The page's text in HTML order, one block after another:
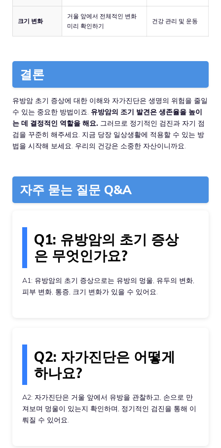
크기 변화
거울 앞에서 전체적인 변화
미리 확인하기
건강 관리 및 운동
결론
유방암 초기 증상에 대한 이해와 자가진단은 생명의 위험을 줄일
수 있는 중요한 방법이죠. 유방암의 조기 발견은 생존율을 높이
는 데 결정적인 역할을 해요. 그러므로 정기적인 검진과 자기 점
검을 꾸준히 해주세요. 지금 당장 일상생활에 적용할 수 있는 방
법을 시작해 보세요. 우리의 건강은 소중한 자산이니까요.
자주 묻는 질문 Q&A
Q1: 유방암의 초기 증상
은 무엇인가요?
A1: 유방암의 초기 증상으로는 유방의 멍울, 유두의 변화,
피부 변화, 통증, 크기 변화가 있을 수 있어요.
Q2: 자가진단은 어떻게
하나요?
A2: 자가진단은 거울 앞에서 유방을 관찰하고, 손으로 만
져보며 멍울이 있는지 확인하며, 정기적인 검진을 통해 이
뤄질 수 있어요.